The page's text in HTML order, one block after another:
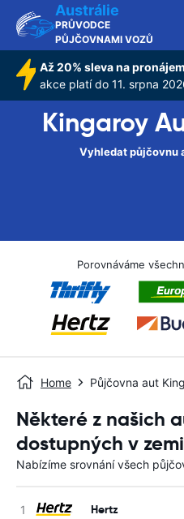
Austrálie
PRŮVODCE
PŮJČOVNAMI VOZŮ
Až 20% sleva na
akce platí do 11. srpna
Kingaroy
Vyhledat půjčovnu
Porovnáváme
Home Půjčovna aut
Některé z našich
dostupných v
Nabízíme srovnání všech
Hertz